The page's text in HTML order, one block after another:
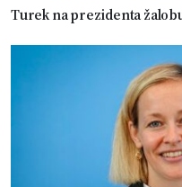
Turek na prezidenta